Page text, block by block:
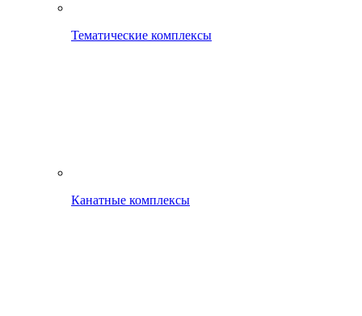
Тематические комплексы
Канатные комплексы